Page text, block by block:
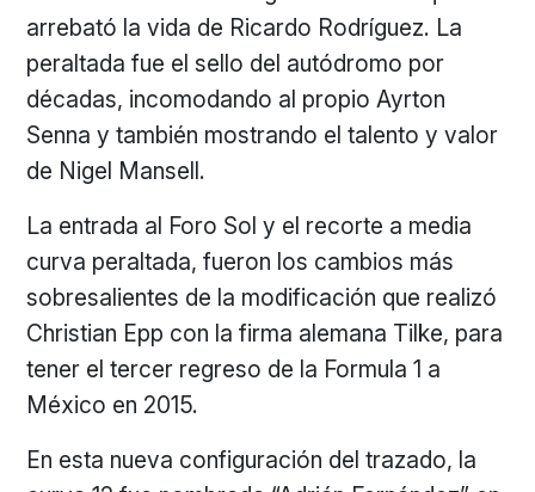
arrebató la vida de Ricardo Rodríguez. La
peraltada fue el sello del autódromo por
décadas, incomodando al propio Ayrton
Senna y también mostrando el talento y valor
de Nigel Mansell.
La entrada al Foro Sol y el recorte a media
curva peraltada, fueron los cambios más
sobresalientes de la modificación que realizó
Christian Epp con la firma alemana Tilke, para
tener el tercer regreso de la Formula 1 a
México en 2015.
En esta nueva configuración del trazado, la